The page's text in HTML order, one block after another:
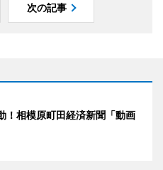
次の記事
相模原町田経済新聞「動画